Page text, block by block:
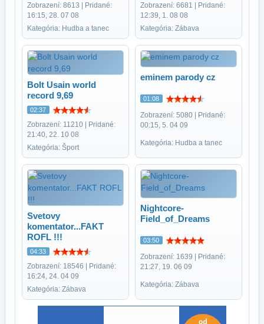
Zobrazení: 8613 | Pridané:
16:15, 28. 07 08
Kategória: Hudba a tanec
Zobrazení: 6681 | Pridané:
12:39, 1. 08 08
Kategória: Zábava
Bolt Usain world
record 9,69
02:37
Zobrazení: 11210 | Pridané:
21:40, 22. 10 08
Kategória: Šport
eminem parody cz
01:08
Zobrazení: 5080 | Pridané:
00:15, 5. 04 09
Kategória: Hudba a tanec
Svetovy
komentator...FAKT
ROFL !!!
04:33
Zobrazení: 18546 | Pridané:
16:24, 24. 04 09
Kategória: Zábava
Nightcore-
Field_of_Dreams
03:50
Zobrazení: 1639 | Pridané:
21:27, 19. 06 09
Kategória: Zábava